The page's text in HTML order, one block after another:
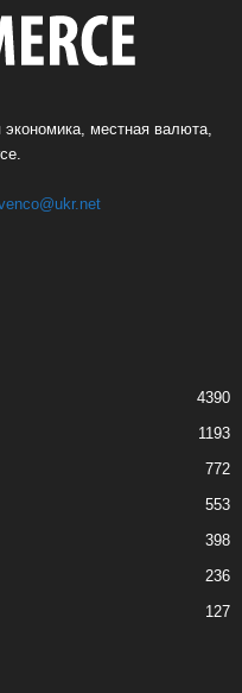
местная валюта,
4390
1193
772
553
398
236
127